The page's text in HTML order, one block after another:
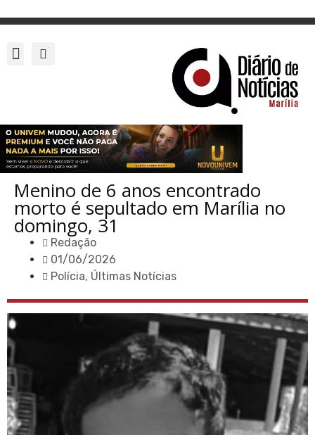
Menino de 6 anos encontrado
morto é sepultado em Marília no
domingo, 31
Redação
01/06/2026
Polícia, Últimas Notícias